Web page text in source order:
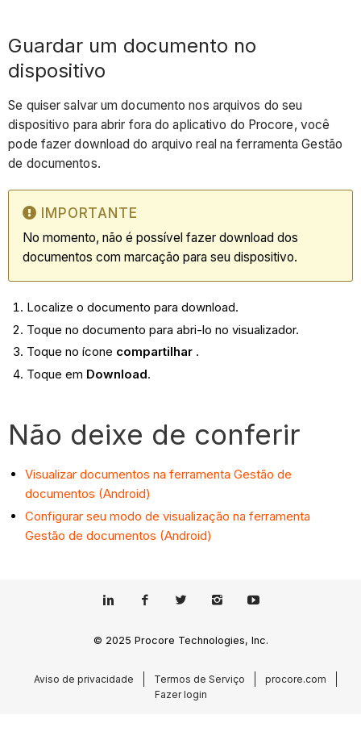
Guardar um documento no
dispositivo
Se quiser salvar um documento nos arquivos do seu
dispositivo para abrir fora do aplicativo do Procore, você
pode fazer download do arquivo real na ferramenta Gestão
de documentos.
IMPORTANTE
No momento, não é possível fazer download dos
documentos com marcação para seu dispositivo.
Localize o documento para download.
Toque no documento para abri-lo no visualizador.
Toque no ícone compartilhar.
Toque em Download.
Não deixe de conferir
Visualizar documentos na ferramenta Gestão de
documentos (Android)
Configurar seu modo de visualização na ferramenta
Gestão de documentos (Android)
© 2025 Procore Technologies, Inc.
Aviso de privacidade Termos de Serviço
procore.com
Fazer login